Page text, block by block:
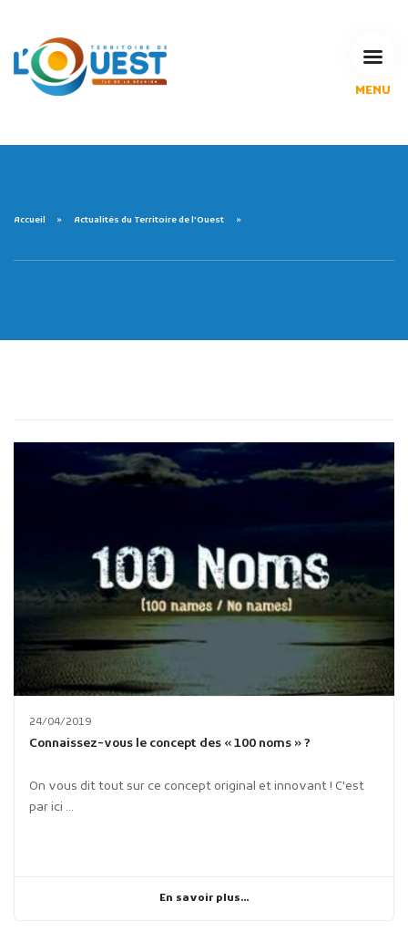
MENU
Publicité des actes
Marchés publics
Projets financés par l'Europe
Plans d'accès
Accueil Actualités du Territoire de l'Ouest
24/04/2019
Connaissez-vous le concept des « 100 noms » ?
On vous dit tout sur ce concept original et innovant ! C'est
par ici ...
En savoir plus...